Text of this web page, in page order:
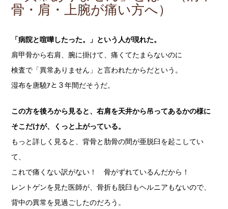
骨・肩・上腕が痛い方へ）
「病院と喧嘩したった。」という人が現れた。
肩甲骨から右肩、腕に掛けて、痛くてたまらないのに
検査で「異常ありません」と言われたからだという。
湿布を唐驍ｱと３年間だそうだ。
この方を後ろから見ると、右肩を天井から吊ってあるかの様に
そこだけが、くっと上がっている。
もっと詳しく見ると、背骨と肋骨の間が亜脱臼を起こしてい
て、
これで痛くない訳がない！ 骨がずれているんだから！
レントゲンを見た医師が、骨折も脱臼もヘルニアもないので、
背中の異常を見過ごしたのだろう。